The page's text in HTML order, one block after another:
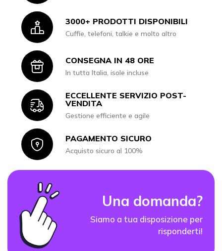
Icon3000+ PRODOTTI DISPONIBILI
Cuffie, telefoni, talkie e molto altro
IconCONSEGNA IN 48 ORE
In tutta Italia, isole incluse
Icon
ECCELLENTE SERVIZIO POST-
VENDITA
Gestione efficiente e agile
IconPAGAMENTO SICURO
Acquisto sicuro al 100%
Una domanda?
Siamo a tua disposizione per
risponderti!